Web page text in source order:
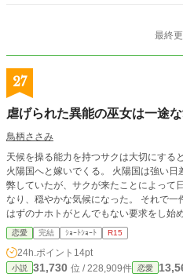
最終
27
虐げられた異能の巫女は一途
鳥柄ささみ
天候を操る能力を持つサクは大切にする
火陽国へと嫁いでくる。 火陽国は強い
弊していたが、サクが来たことによって
なり、穏やかな気候になった。 それで
はずのナホトがとんでもない要求をし始
とになるのだった。
恋愛 完結 ｼｮｰﾄｼｮｰﾄ R15
24h.ポイント 14pt
小説 31,730 位 / 228,909件 恋愛